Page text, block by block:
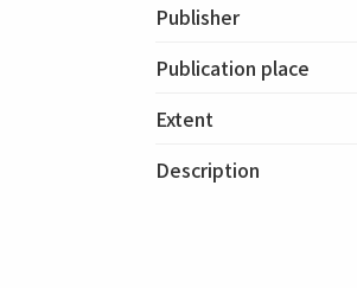
Publisher
Publication place
Extent
Description